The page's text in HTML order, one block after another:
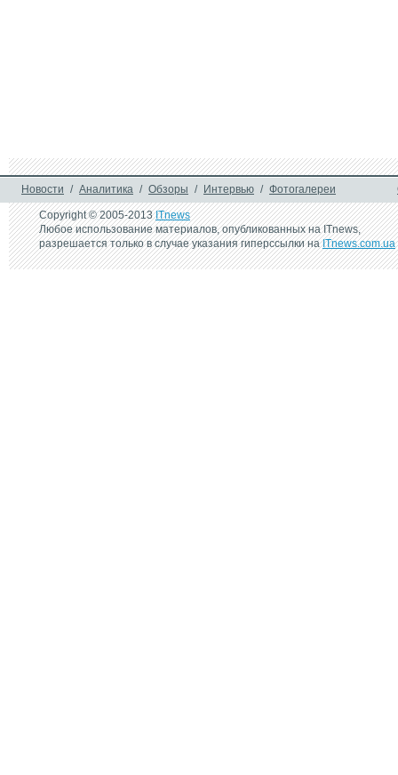
Новости / Аналитика / Обзоры / Интервью / Фотогалереи
Copyright © 2005-2013ITnews
Любое использование материалов, опубликованных на ITnews,
разрешается только в случае указания гиперссылки наITnews.com.ua